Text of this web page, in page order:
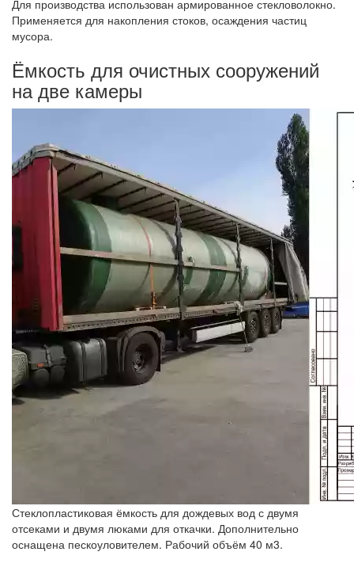
Для производства использован армированное стекловолокно.
Применяется для накопления стоков, осаждения частиц
мусора.
Ёмкость для очистных сооружений
на две камеры
Стеклопластиковая ёмкость для дождевых вод с двумя
отсеками и двумя люками для откачки. Дополнительно
оснащена пескоуловителем. Рабочий объём 40 м3.